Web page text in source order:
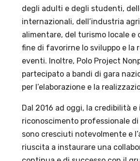
degli adulti e degli studenti,
internazionali, dell’industria
alimentare, del turismo locale e
fine di favorirne lo sviluppo e la
eventi. Inoltre, Polo Project
partecipato a bandi di gara
per l’elaborazione e la
Dal 2016 ad oggi, la credibilità e
riconoscimento professionale di
sono cresciuti notevolmente e
riuscita a instaurare una